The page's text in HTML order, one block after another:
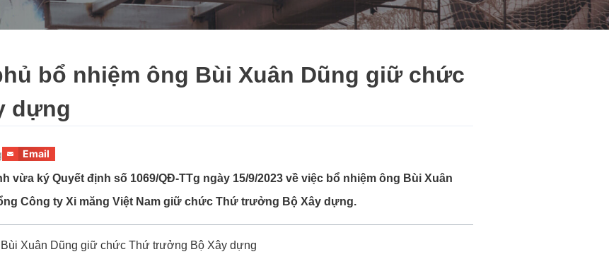
bổ nhiệm ông Bùi Xuân Dũng giữ chức
dựng
Email
vừa ký Quyết định số 1069/QĐ-TTg ngày 15/9/2023 về việc bổ nhiệm ông Bùi Xuân
Công ty Xi măng Việt Nam giữ chức Thứ trưởng Bộ Xây dựng.